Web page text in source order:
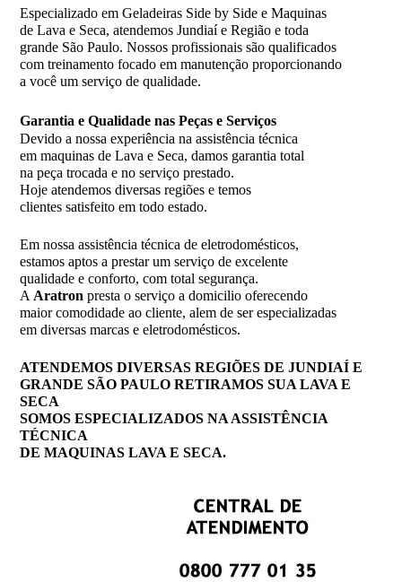
Especializado em Geladeiras Side by Side e Maquinas
de Lava e Seca, atendemos Jundiaí e Região e toda
grande São Paulo. Nossos profissionais são qualificados
com treinamento focado em manutenção proporcionando
a você um serviço de qualidade.
Garantia e Qualidade nas Peças e Serviços
Devido a nossa experiência na assistência técnica
em maquinas de Lava e Seca, damos garantia total
na peça trocada e no serviço prestado.
Hoje atendemos diversas regiões e temos
clientes satisfeito em todo estado.
Em nossa assistência técnica de eletrodomésticos,
estamos aptos a prestar um serviço de excelente
qualidade e conforto, com total segurança.
A Aratron presta o serviço a domicilio oferecendo
maior comodidade ao cliente, alem de ser especializadas
em diversas marcas e eletrodomésticos.
ATENDEMOS DIVERSAS REGIÕES DE JUNDIAÍ E
GRANDE SÃO PAULO RETIRAMOS SUA LAVA E
SECA
SOMOS ESPECIALIZADOS NA ASSISTÊNCIA
TÉCNICA
DE MAQUINAS LAVA E SECA.